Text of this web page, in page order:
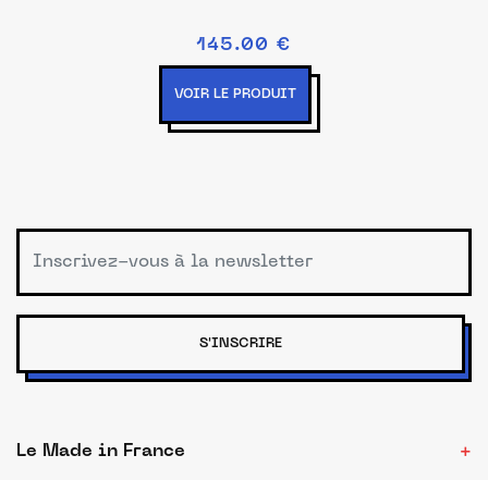
145.00 €
VOIR LE PRODUIT
S'INSCRIRE
Le Made in France